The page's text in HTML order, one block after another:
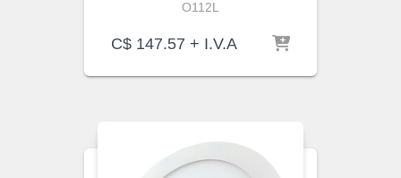
O112L
C$ 147.57 + I.V.A